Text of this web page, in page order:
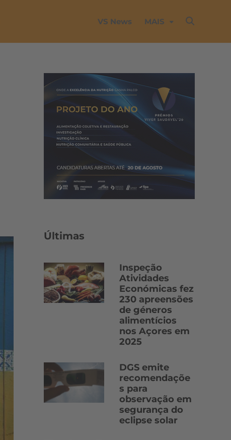
VS News MAIS
Últimas
Inspeção
Atividades
Económicas fez
230 apreensões
de géneros
alimentícios
nos Açores em
2025
DGS emite
recomendaçõe
s para
observação em
segurança do
eclipse solar